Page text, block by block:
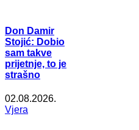
Don Damir
Stojić: Dobio
sam takve
prijetnje, to je
strašno
02.08.2026.
Vjera